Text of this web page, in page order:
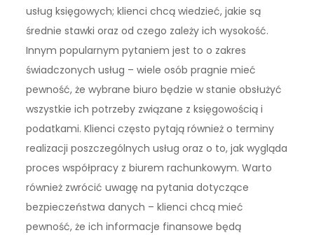
usług księgowych; klienci chcą wiedzieć, jakie są
średnie stawki oraz od czego zależy ich wysokość.
Innym popularnym pytaniem jest to o zakres
świadczonych usług – wiele osób pragnie mieć
pewność, że wybrane biuro będzie w stanie obsłużyć
wszystkie ich potrzeby związane z księgowością i
podatkami. Klienci często pytają również o terminy
realizacji poszczególnych usług oraz o to, jak wygląda
proces współpracy z biurem rachunkowym. Warto
również zwrócić uwagę na pytania dotyczące
bezpieczeństwa danych – klienci chcą mieć
pewność, że ich informacje finansowe będą